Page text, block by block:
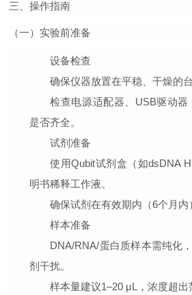
三、操作指南
（一）实验前准备
设备检查
确保仪器放置在平稳、干燥的
检查电源适配器、USB驱动
是否齐全。
试剂准备
使用Qubit试剂盒（如dsDNA
明书稀释工作液。
确保试剂在有效期内（6个月内
样本准备
DNA/RNA/蛋白质样本需纯化
剂干扰。
样本量建议1–20 μL，浓度超出